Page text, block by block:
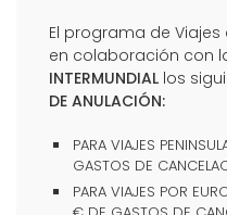
El programa de
en colaboración con
INTERMUNDIAL los
DE ANULACIÓN:
PARA VIAJES
GASTOS DE
PARA VIAJES POR